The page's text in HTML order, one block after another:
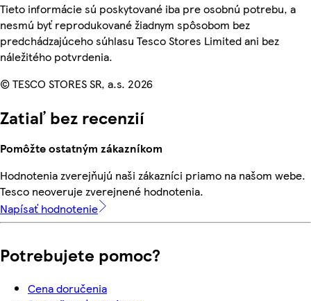
Tieto informácie sú poskytované iba pre osobnú potrebu, a
nesmú byť reprodukované žiadnym spôsobom bez
predchádzajúceho súhlasu Tesco Stores Limited ani bez
náležitého potvrdenia.
© TESCO STORES SR, a.s. 2026
Zatiaľ bez recenzií
Pomôžte ostatným zákazníkom
Hodnotenia zverejňujú naši zákazníci priamo na našom webe.
Tesco neoveruje zverejnené hodnotenia.
Napísať hodnotenie
Potrebujete pomoc?
Cena doručenia